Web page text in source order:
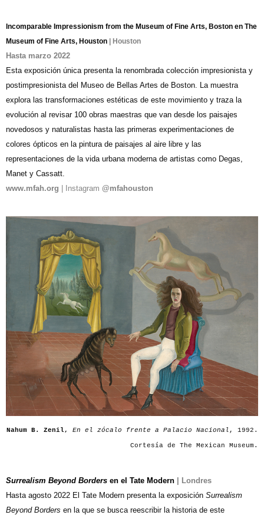
Incomparable Impressionism from the Museum of Fine Arts, Boston en The
Museum of Fine Arts, Houston | Houston
Hasta marzo 2022
Esta exposición única presenta la renombrada colección impresionista y
postimpresionista del Museo de Bellas Artes de Boston. La muestra
explora las transformaciones estéticas de este movimiento y traza la
evolución al revisar 100 obras maestras que van desde los paisajes
novedosos y naturalistas hasta las primeras experimentaciones de
colores ópticos en la pintura de paisajes al aire libre y las
representaciones de la vida urbana moderna de artistas como Degas,
Manet y Cassatt.
www.mfah.org
| Instagram @mfahouston
Nahum B. Zenil, En el zócalo frente a Palacio Nacional , 1992.
Cortesía de The Mexican Museum.
Surrealism Beyond Borders en el Tate Modern | Londres
Hasta agosto 2022 El Tate Modern presenta la exposición Surrealism
Beyond Borders en la que se busca reescribir la historia de este